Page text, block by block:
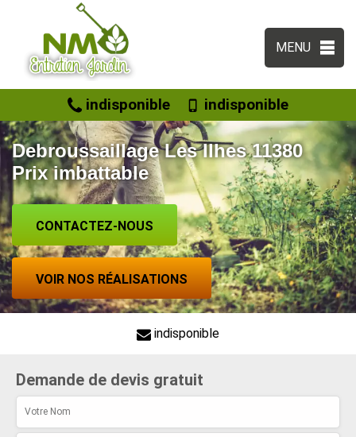
MENU
indisponible indisponible
Debroussaillage Les Ilhes 11380
Prix imbattable
CONTACTEZ-NOUS
VOIR NOS RÉALISATIONS
indisponible
Demande de devis gratuit